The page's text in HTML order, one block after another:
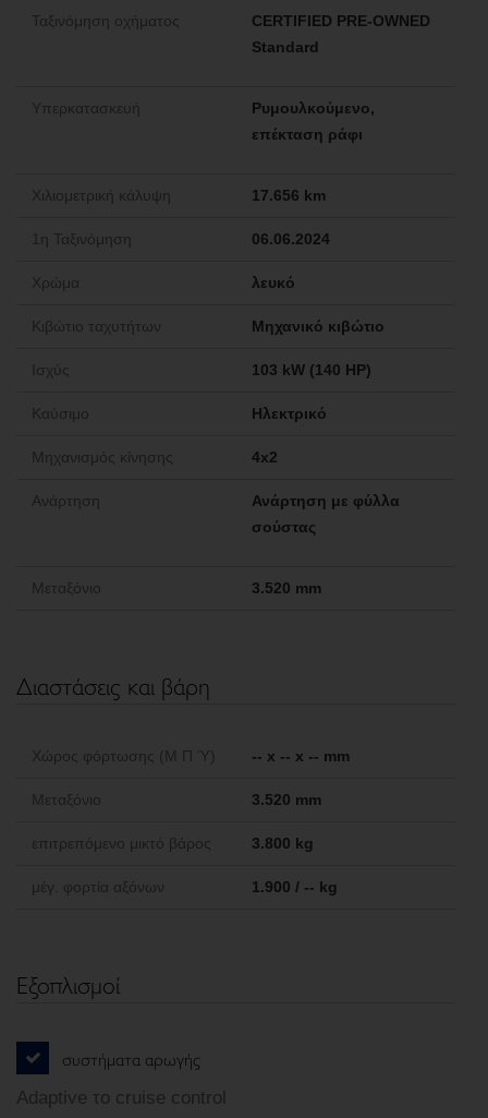
Ταξινόμηση οχήματος
CERTIFIED PRE-OWNED
Standard
Υπερκατασκευή
Ρυμουλκούμενο,
επέκταση ράφι
Χιλιομετρική κάλυψη 17.656 km
1η Ταξινόμηση 06.06.2024
Χρώμα λευκό
Κιβώτιο ταχυτήτων Μηχανικό κιβώτιο
Ισχύς 103 kW (140 HP)
Καύσιμο Ηλεκτρικό
Μηχανισμός κίνησης 4x2
Ανάρτηση
Ανάρτηση με φύλλα
σούστας
Μεταξόνιο 3.520 mm
Διαστάσεις και βάρη
Χώρος φόρτωσης (Μ Π Ύ) -- x -- x -- mm
Μεταξόνιο 3.520 mm
επιτρεπόμενο μικτό βάρος 3.800 kg
μέγ. φορτία αξόνων 1.900 / -- kg
Εξοπλισμοί
συστήματα αρωγής
Adaptive το cruise control